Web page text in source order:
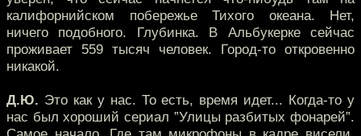
калифорнийском побережье Тихого океана. Нет,
ничего подобного. Глубинка. В Альбукерке сейчас
проживает 559 тысяч человек. Город-то откровенно
никакой.
Д.Ю. Это как у нас. То есть, время идет... Когда-то у
нас был хороший сериал ”Улицы разбитых фонарей”.